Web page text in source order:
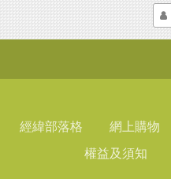
經緯部落格 網上購物
權益及須知